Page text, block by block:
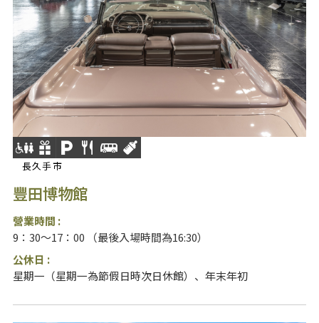
長久手市
豐田博物館
營業時間 :
9：30～17：00 （最後入場時間為16:30）
公休日 :
星期一（星期一為節假日時次日休館）、年末年初